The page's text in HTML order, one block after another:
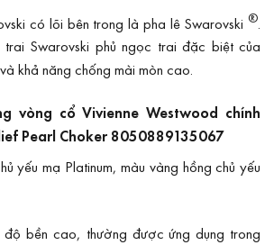
có lõi bên trong là pha lê Swarovski ®
trai Swarovski phủ ngọc trai đặc biệt của
khả năng chống mài mòn cao.
vòng cổ Vivienne Westwood chính
Pearl Choker 8050889135067
yếu mạ Platinum, màu vàng hồng chủ yếu
độ bền cao, thường được ứng dụng trong